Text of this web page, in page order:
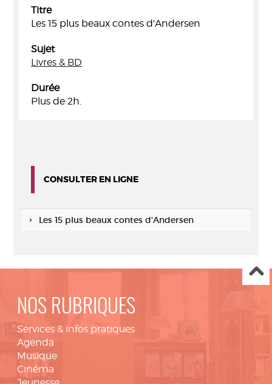
Titre
Les 15 plus beaux contes d'Andersen
Sujet
Livres & BD
Durée
Plus de 2h.
CONSULTER EN LIGNE
Les 15 plus beaux contes d'Andersen
NOS RUBRIQUES
Services & infos pratiques
Agenda
Musique
Cinéma